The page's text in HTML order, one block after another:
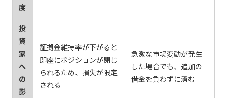
度
投
資
家
へ
の
影
証拠金維持率が下がると
即座にポジションが閉じ
られるため、損失が限定
される
急激な市場変動が発生
した場合でも、追加の
借金を負わずに済む